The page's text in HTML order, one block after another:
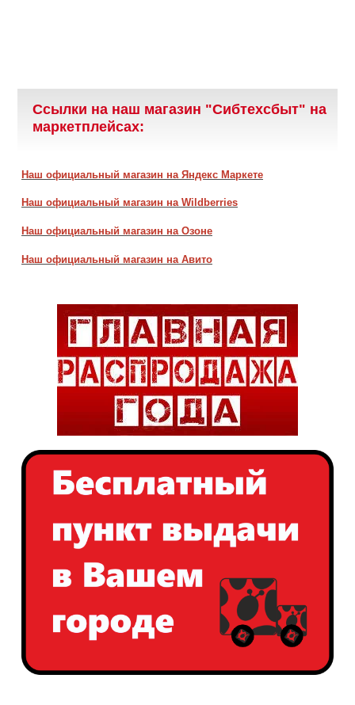
Ссылки на наш магазин "Сибтехсбыт" на
маркетплейсах:
Наш официальный магазин на Яндекс Маркете
Наш официальный магазин на Wildberries
Наш официальный магазин на Озоне
Наш официальный магазин на Авито